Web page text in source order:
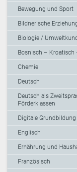
Bewegung und Sport
Bildnerische
Biologie /
Bosnisch – Kroatisch
Chemie
Deutsch
Deutsch als
Förderklassen
Digitale Grundbildung
Englisch
Ernährung und
Französisch